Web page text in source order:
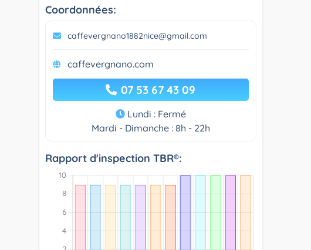
Coordonnées:
caffevergnano1882nice@gmail.com
caffevergnano.com
07 53 67 43 09
Lundi : Fermé
Mardi - Dimanche : 8h - 22h
Rapport d'inspection TBR®: